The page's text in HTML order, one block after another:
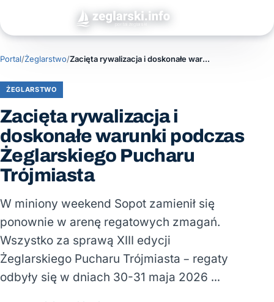
Portal/Żeglarstwo/ Zacięta rywalizacja i doskonałe warunki podczas Żeglarskiego Pucharu Trójmiasta
ŻEGLARSTWO
Zacięta rywalizacja i
doskonałe warunki podczas
Żeglarskiego Pucharu
Trójmiasta
W miniony weekend Sopot zamienił się
ponownie w arenę regatowych zmagań.
Wszystko za sprawą XIII edycji
Żeglarskiego Pucharu Trójmiasta – regaty
odbyły się w dniach 30-31 maja 2026 …